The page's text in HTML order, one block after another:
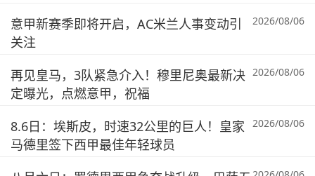
意甲新赛季即将开启，AC米兰人事变动引
关注
2026/08/06
再见皇马，3队紧急介入！穆里尼奥最新决
定曝光，点燃意甲，祝福
2026/08/06
8.6日：埃斯皮，时速32公里的巨人！皇家
马德里签下西甲最佳年轻球员
2026/08/06